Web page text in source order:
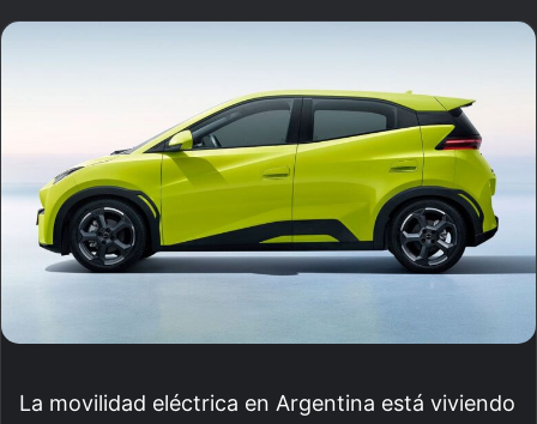
La movilidad eléctrica en Argentina está viviendo